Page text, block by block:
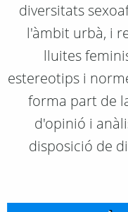
diversitats
l'àmbit urbà, i
lluites
estereotips i
forma part de
d'opinió i
disposició de